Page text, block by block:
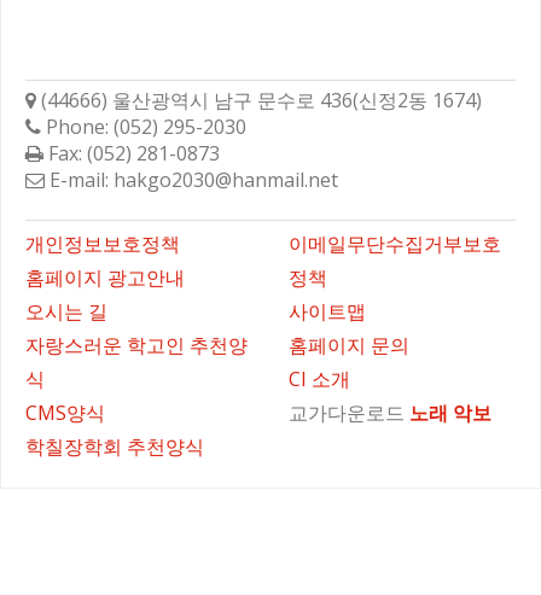
(44666) 울산광역시 남구 문수로 436(신정2동 1674)
Phone: (052) 295-2030
Fax: (052) 281-0873
E-mail: hakgo2030@hanmail.net
개인정보보호정책
홈페이지 광고안내
오시는 길
자랑스러운 학고인 추천양
식
CMS양식
학칠장학회 추천양식
이메일무단수집거부보호
정책
사이트맵
홈페이지 문의
CI 소개
교가다운로드 노래 악보